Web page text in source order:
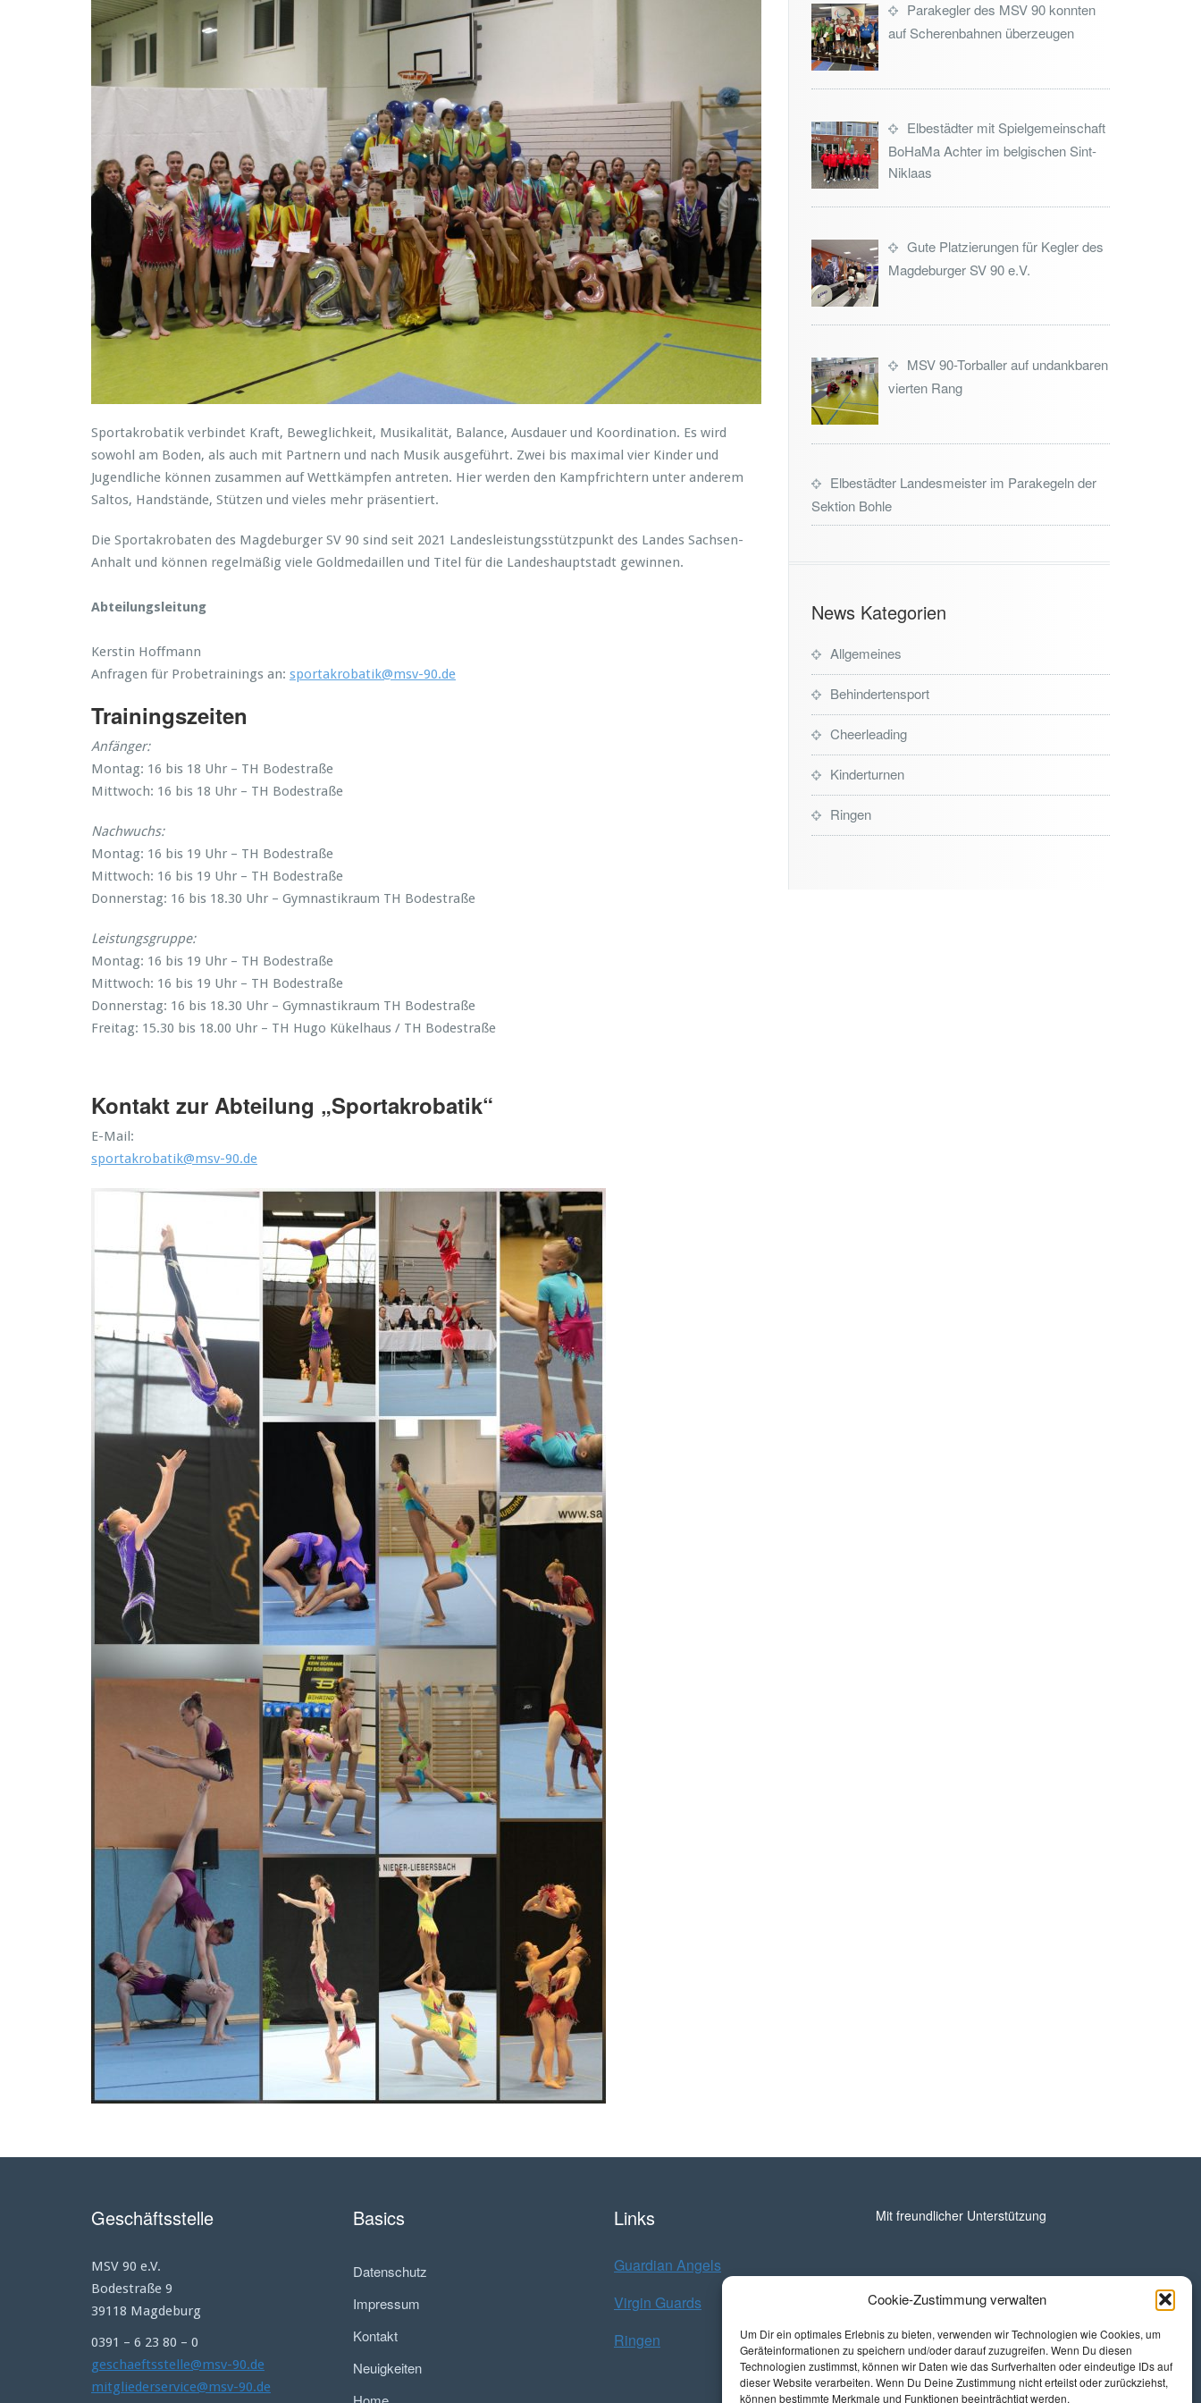
Cookie-Zustimmung verwalten
Um Dir ein optimales Erlebnis zu bieten, verwenden wir Technologien wie Cookies, um
Geräteinformationen zu speichern und/oder darauf zuzugreifen. Wenn Du diesen
Technologien zustimmst, können wir Daten wie das Surfverhalten oder eindeutige IDs auf
dieser Website verarbeiten. Wenn Du Deine Zustimmung nicht erteilst oder zurückziehst,
können bestimmte Merkmale und Funktionen beeinträchtigt werden.
Sportakrobatik verbindet Kraft, Beweglichkeit, Musikalität, Balance, Ausdauer und Koordination. Es wird
sowohl am Boden, als auch mit Partnern und nach Musik ausgeführt. Zwei bis maximal vier Kinder und
Jugendliche können zusammen auf Wettkämpfen antreten. Hier werden den Kampfrichtern unter anderem
Saltos, Handstände, Stützen und vieles mehr präsentiert.
Die Sportakrobaten des Magdeburger SV 90 sind seit 2021 Landesleistungsstützpunkt des Landes Sachsen-
Anhalt und können regelmäßig viele Goldmedaillen und Titel für die Landeshauptstadt gewinnen.
Abteilungsleitung
Kerstin Hoffmann
Anfragen für Probetrainings an: sportakrobatik@msv-90.de
Trainingszeiten
Anfänger:
Montag: 16 bis 18 Uhr – TH Bodestraße
Mittwoch: 16 bis 18 Uhr – TH Bodestraße
Nachwuchs:
Montag: 16 bis 19 Uhr – TH Bodestraße
Mittwoch: 16 bis 19 Uhr – TH Bodestraße
Donnerstag: 16 bis 18.30 Uhr – Gymnastikraum TH Bodestraße
Leistungsgruppe:
Montag: 16 bis 19 Uhr – TH Bodestraße
Mittwoch: 16 bis 19 Uhr – TH Bodestraße
Donnerstag: 16 bis 18.30 Uhr – Gymnastikraum TH Bodestraße
Freitag: 15.30 bis 18.00 Uhr – TH Hugo Kükelhaus / TH Bodestraße
Kontakt zur Abteilung „Sportakrobatik“
E-Mail:
sportakrobatik@msv-90.de
Parakegler des MSV 90 konnten
auf Scherenbahnen überzeugen
Elbestädter mit Spielgemeinschaft
BoHaMa Achter im belgischen Sint-
Niklaas
Gute Platzierungen für Kegler des
Magdeburger SV 90 e.V.
MSV 90-Torballer auf undankbaren
vierten Rang
Elbestädter Landesmeister im Parakegeln der
Sektion Bohle
News Kategorien
Allgemeines
Behindertensport
Cheerleading
Kinderturnen
Ringen
Geschäftsstelle
MSV 90 e.V.
Bodestraße 9
39118 Magdeburg
0391 – 6 23 80 – 0
geschaeftsstelle@msv-90.de
mitgliederservice@msv-90.de
Basics
Datenschutz
Impressum
Kontakt
Neuigkeiten
Links
Guardian Angels
Virgin Guards
Ringen
Mit freundlicher Unterstützung